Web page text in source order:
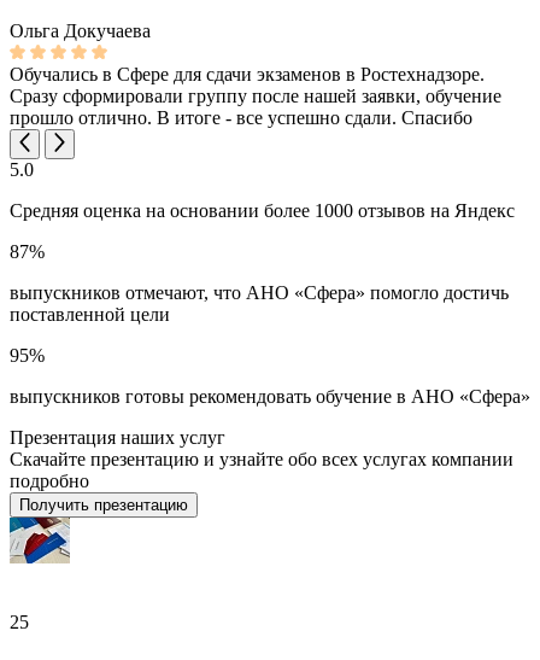
Ольга Докучаева
Обучались в Сфере для сдачи экзаменов в Ростехнадзоре.
Сразу сформировали группу после нашей заявки, обучение
прошло отлично. В итоге - все успешно сдали. Спасибо
5.0
Средняя оценка на основании более 1000 отзывов на Яндекс
87%
выпускников отмечают, что АНО «Сфера» помогло достичь
поставленной цели
95%
выпускников готовы рекомендовать обучение в АНО «Сфера»
Презентация наших услуг
Скачайте презентацию и узнайте обо всех услугах компании
подробно
Получить презентацию
25